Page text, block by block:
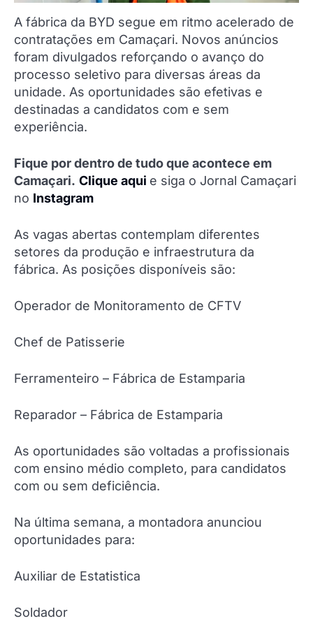
A fábrica da BYD segue em ritmo acelerado de
contratações em Camaçari. Novos anúncios
foram divulgados reforçando o avanço do
processo seletivo para diversas áreas da
unidade. As oportunidades são efetivas e
destinadas a candidatos com e sem
experiência.
Fique por dentro de tudo que acontece em
Camaçari. Clique aqui e siga o Jornal Camaçari
no Instagram
As vagas abertas contemplam diferentes
setores da produção e infraestrutura da
fábrica. As posições disponíveis são:
Operador de Monitoramento de CFTV
Chef de Patisserie
Ferramenteiro – Fábrica de Estamparia
Reparador – Fábrica de Estamparia
As oportunidades são voltadas a profissionais
com ensino médio completo, para candidatos
com ou sem deficiência.
Na última semana, a montadora anunciou
oportunidades para:
Auxiliar de Estatistica
Soldador